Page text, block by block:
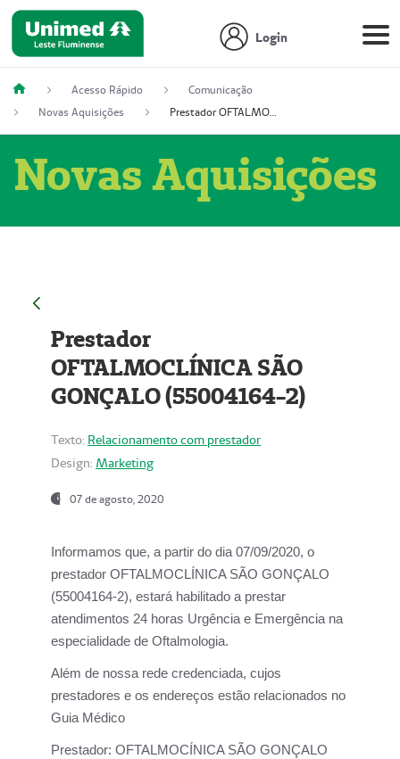
Login
Acesso Rápido
Comunicação
Novas Aquisições
Prestador OFTALMOCLÍNICA SÃO GONÇALO (55004164-2)
Novas Aquisições
Prestador
OFTALMOCLÍNICA SÃO
GONÇALO (55004164-2)
Texto: Relacionamento com prestador
Design: Marketing
07 de agosto, 2020
Informamos que, a partir do dia07/09/2020, o
prestador OFTALMOCLÍNICA SÃO GONÇALO
(55004164-2), estará habilitado a prestar
atendimentos 24 horas Urgência e Emergência na
especialidade de Oftalmologia.
Além de nossa rede credenciada, cujos
prestadores e os endereços estão relacionados no
Guia Médico
Prestador: OFTALMOCÍNICA SÃO GONÇALO